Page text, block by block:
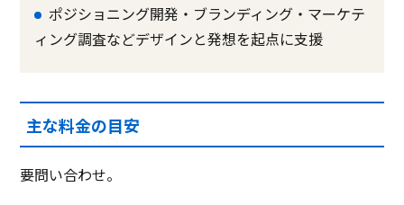
ポジショニング開発・ブランディング・マーケテ
ィング調査などデザインと発想を起点に支援
主な料金の目安
要問い合わせ。